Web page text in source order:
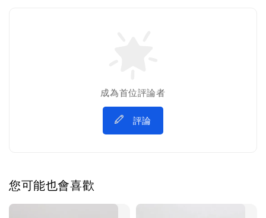
成為首位評論者
評論
您可能也會喜歡